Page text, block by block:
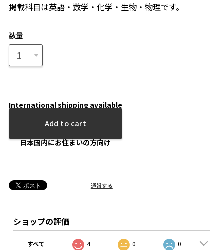
掲載科目は英語・数学・化学・生物・物理です。
数量
International shipping available
Add to cart
日本国内にお住まいの方向け
通報する
ショップの評価
すべて 4 0 0